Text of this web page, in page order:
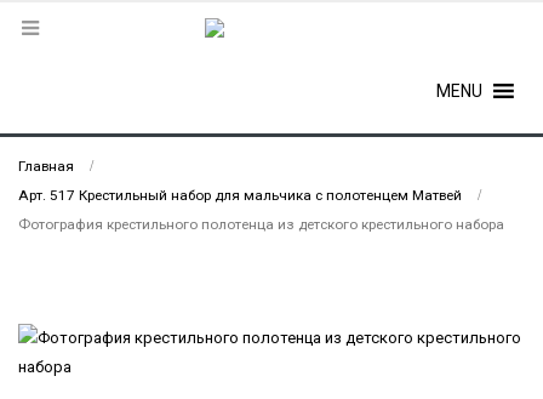
MENU
Главная
Арт. 517 Крестильный набор для мальчика с полотенцем Матвей
Фотография крестильного полотенца из детского крестильного набора